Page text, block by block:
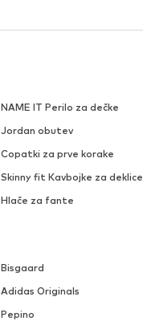
NAME IT Perilo za dečke
Jordan obutev
Copatki za prve korake
Skinny fit Kavbojke za deklice
Hlače za fante
Bisgaard
Adidas Originals
Pepino